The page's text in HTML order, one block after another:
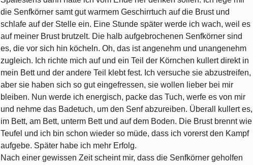
die Senfkörner samt gut warmem Geschirrtuch auf die Brust und
schlafe auf der Stelle ein. Eine Stunde später werde ich wach, weil es
auf meiner Brust brutzelt. Die halb aufgebrochenen Senfkörner sind
es, die vor sich hin köcheln. Oh, das ist angenehm und unangenehm
zugleich. Ich richte mich auf und ein Teil der Körnchen kullert direkt in
mein Bett und der andere Teil klebt fest. Ich versuche sie abzustreifen,
aber sie haben sich so gut eingefressen, sie wollen lieber bei mir
bleiben. Nun werde ich energisch, packe das Tuch, werfe es von mir
und nehme das Badetuch, um den Senf abzureiben. Überall kullert es,
im Bett, am Bett, unterm Bett und auf dem Boden. Die Brust brennt wie
Teufel und ich bin schon wieder so müde, dass ich vorerst den Kampf
aufgebe. Später habe ich mehr Erfolg.
Nach einer gewissen Zeit scheint mir, dass die Senfkörner geholfen